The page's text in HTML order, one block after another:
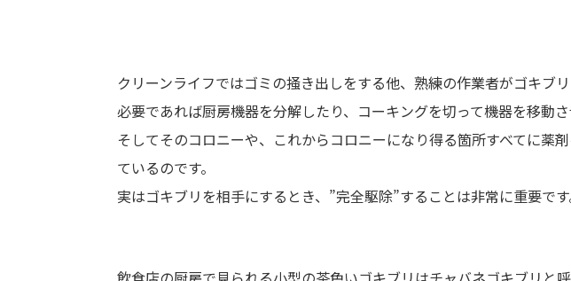
クリーンライフではゴミの掻き出しをする他、熟練の作業者がゴキブ
必要であれば厨房機器を分解したり、コーキングを切って機器を移動さ
そしてそのコロニーや、これからコロニーになり得る箇所すべてに薬
ているのです。
実はゴキブリを相手にするとき、”完全駆除”することは非常に重要です